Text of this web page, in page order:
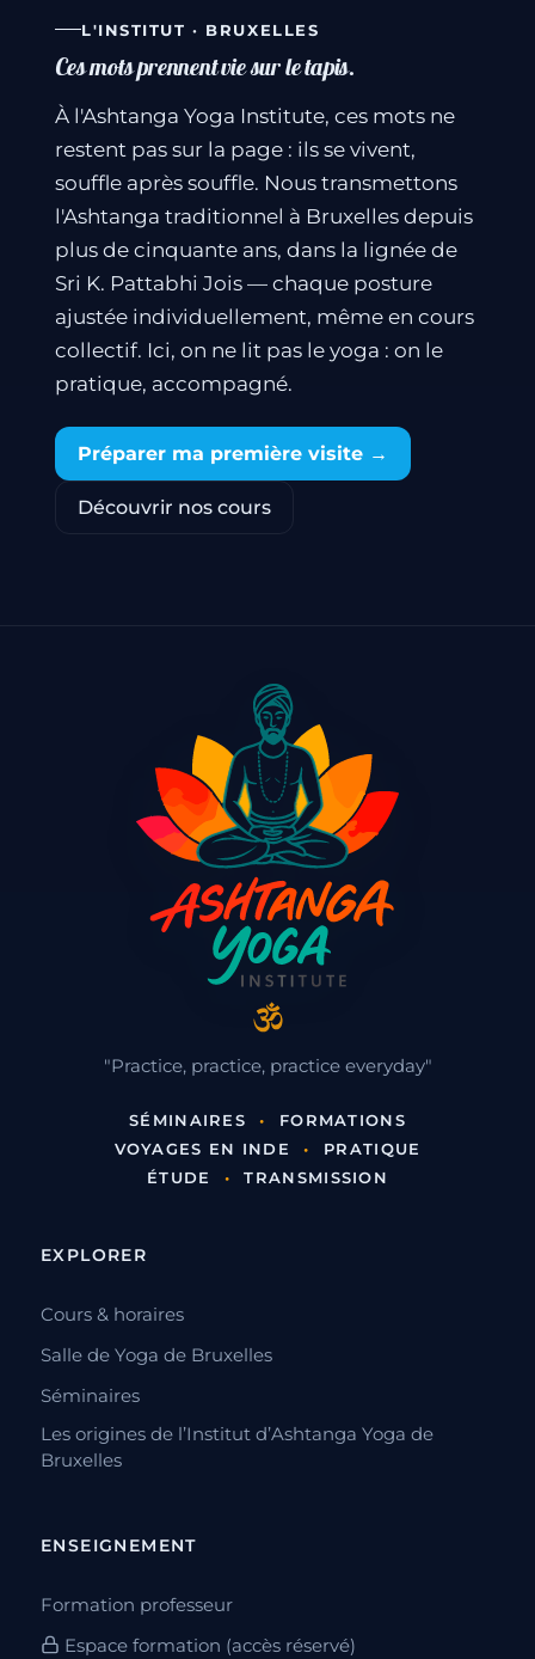
L'INSTITUT · BRUXELLES
Ces mots prennent vie sur le tapis.
À l'Ashtanga Yoga Institute, ces mots ne
restent pas sur la page : ils se vivent,
souffle après souffle. Nous transmettons
l'Ashtanga traditionnel à Bruxelles depuis
plus de cinquante ans, dans la lignée de
Sri K. Pattabhi Jois — chaque posture
ajustée individuellement, même en cours
collectif. Ici, on ne lit pas le yoga : on le
pratique, accompagné.
Préparer ma première visite →
Découvrir nos cours
"Practice, practice, practice everyday"
SÉMINAIRES •
FORMATIONS
VOYAGES EN INDE
•
PRATIQUE
ÉTUDE
• TRANSMISSION
EXPLORER
Cours & horaires
Salle de Yoga de Bruxelles
Séminaires
Les origines de l’Institut d’Ashtanga Yoga de
Bruxelles
ENSEIGNEMENT
Formation professeur
Espace formation (accès réservé)